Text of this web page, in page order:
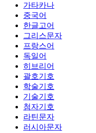
가타카나
중국어
한글고어
그리스문자
프랑스어
독일어
히브리어
괄호기호
학술기호
기술기호
첨자기호
라틴문자
러시아문자